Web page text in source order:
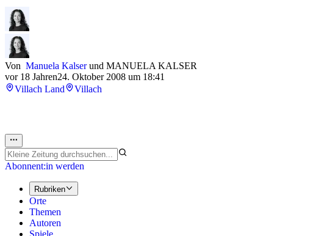
Von Manuela Kalserund MANUELA KALSER
vor 18 Jahren24. Oktober 2008 um 18:41
Villach Land
Villach
Abonnent:in werden
Rubriken
Orte
Themen
Autoren
Spiele